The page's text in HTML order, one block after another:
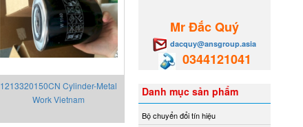
1213320150CN Cylinder-Metal
Work Vietnam
Mr Đắc Quý
dacquy@ansgroup.asia
0344121041
Danh mục sản phẩm
Bộ chuyển đổi tín hiệu